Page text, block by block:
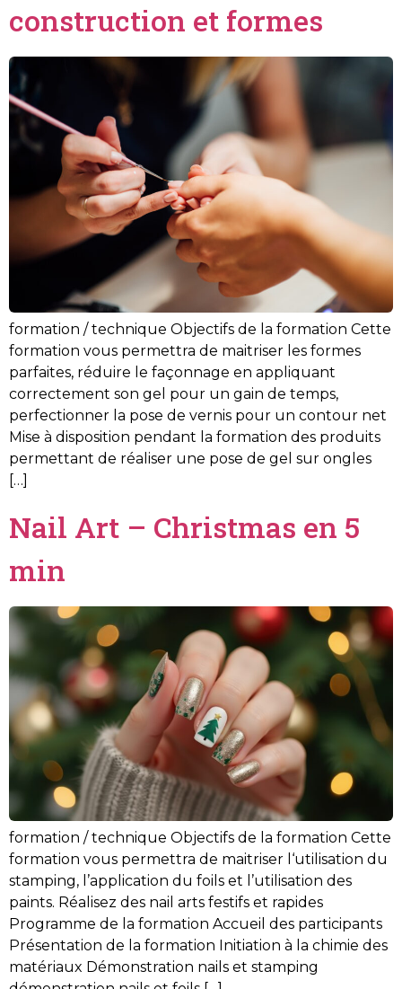
construction et formes
formation / technique Objectifs de la formation Cette
formation vous permettra de maitriser les formes
parfaites, réduire le façonnage en appliquant
correctement son gel pour un gain de temps,
perfectionner la pose de vernis pour un contour net
Mise à disposition pendant la formation des produits
permettant de réaliser une pose de gel sur ongles
[…]
Nail Art – Christmas en 5
min
formation / technique Objectifs de la formation Cette
formation vous permettra de maitriser l‘utilisation du
stamping, l’application du foils et l’utilisation des
paints. Réalisez des nail arts festifs et rapides
Programme de la formation Accueil des participants
Présentation de la formation Initiation à la chimie des
matériaux Démonstration nails et stamping